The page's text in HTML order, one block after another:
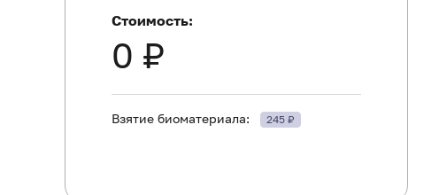
Стоимость:
0 ₽
Взятие биоматериала: 245 ₽